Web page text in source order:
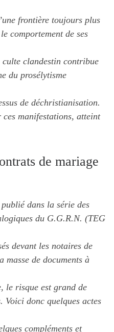
frontière toujours plus
comportement de ses
culte clandestin contribue
du prosélytisme
de déchristianisation.
manifestations, atteint
de mariage
dans la série des
du G.G.R.N. (TEG
devant les notaires de
masse de documents à
le risque est grand de
Voici donc quelques actes
compléments et